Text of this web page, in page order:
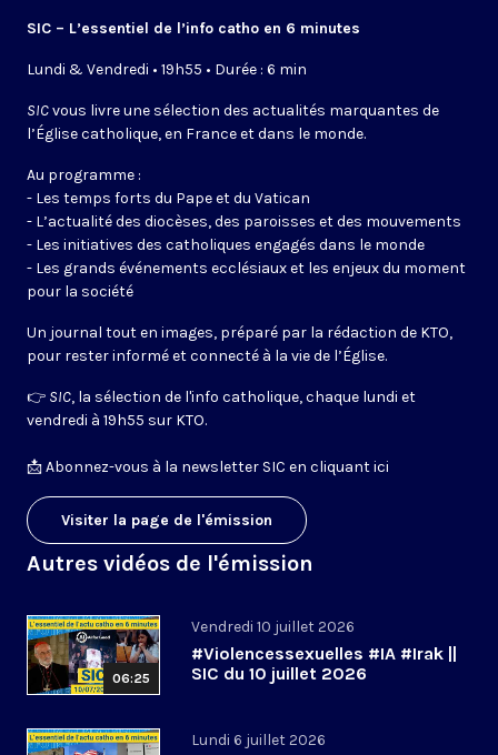
SIC – L’essentiel de l’info catho en 6 minutes
Lundi & Vendredi • 19h55 • Durée : 6 min
SICvous livre une sélection des actualités marquantes de
l’Église catholique, en France et dans le monde.
Au programme :
- Les temps forts du Pape et du Vatican
- L’actualité des diocèses, des paroisses et des mouvements
- Les initiatives des catholiques engagés dans le monde
- Les grands événements ecclésiaux et les enjeux du moment
pour la société
Un journal tout en images, préparé par la rédaction de KTO,
pour rester informé et connecté à la vie de l’Église.
👉 SIC, la sélection de l'info catholique, chaque lundi et
vendredi à 19h55 sur KTO.
📩Abonnez-vous à la newsletter SIC en cliquant ici
Visiter la page de l'émission
Autres vidéos de l'émission
06:25
Vendredi 10 juillet 2026
#Violencessexuelles #IA #Irak ||
SIC du 10 juillet 2026
Lundi 6 juillet 2026